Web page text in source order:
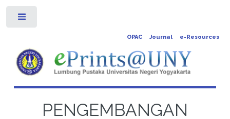
OPAC Journal e-Resources
PENGEMBANGAN